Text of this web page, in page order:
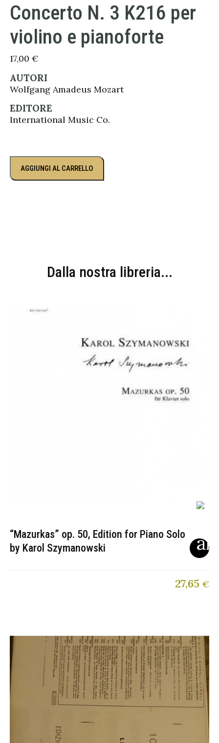
Concerto N. 3 K216 per
violino e pianoforte
17,00 €
AUTORI
Wolfgang Amadeus Mozart
EDITORE
International Music Co.
AGGIUNGI AL CARRELLO
Dalla nostra libreria...
“Mazurkas” op. 50, Edition for Piano Solo
by Karol Szymanowski
27,65 €